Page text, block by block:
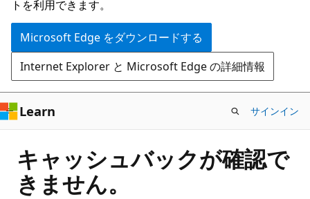
ン
ツ
に
ス
キ
ッ
プ
トを利用できます。
Microsoft Edge をダウンロードする
Internet Explorer と Microsoft Edge の詳細情報
Learn サインイン
キャッシュバックが確認で
きません。